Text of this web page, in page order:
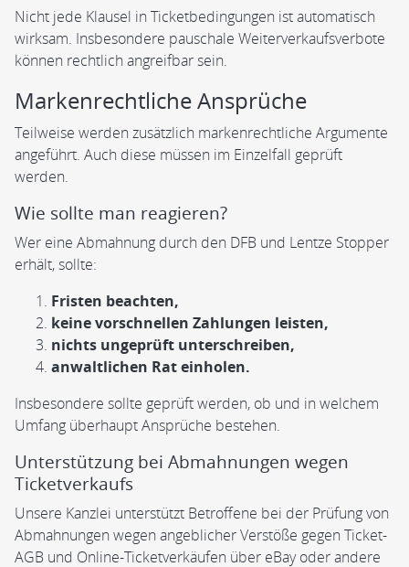
Nicht jede Klausel in Ticketbedingungen ist automatisch
wirksam. Insbesondere pauschale Weiterverkaufsverbote
können rechtlich angreifbar sein.
Markenrechtliche Ansprüche
Teilweise werden zusätzlich markenrechtliche Argumente
angeführt. Auch diese müssen im Einzelfall geprüft
werden.
Wie sollte man reagieren?
Wer eine Abmahnung durch den DFB und Lentze Stopper
erhält, sollte:
Fristen beachten,
keine vorschnellen Zahlungen leisten,
nichts ungeprüft unterschreiben,
anwaltlichen Rat einholen.
Insbesondere sollte geprüft werden, ob und in welchem
Umfang überhaupt Ansprüche bestehen.
Unterstützung bei Abmahnungen wegen
Ticketverkaufs
Unsere Kanzlei unterstützt Betroffene bei der Prüfung von
Abmahnungen wegen angeblicher Verstöße gegen Ticket-
AGB und Online-Ticketverkäufen über eBay oder andere